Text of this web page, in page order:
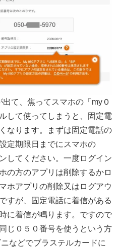
て、焦ってスマホの「my０
して使ってしまうと、固定電
なります。まずは固定電話の
定期限日までにスマホの
してください。一度ログイン
の方のアプリは削除するかロ
ホアプリの削除又はログアウ
すが、固定電話に着信がある
に着信が鳴ります。ですので
じ０５０番号を使うという方
などでブラステルカードに